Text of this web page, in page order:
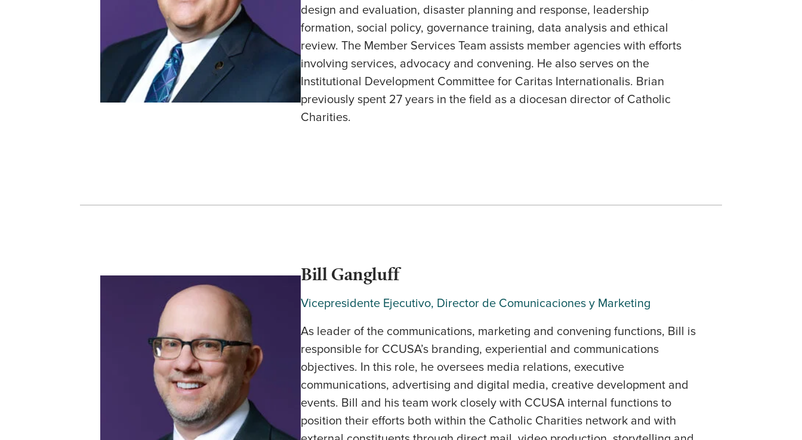
design and evaluation, disaster planning and response, leadership
formation, social policy, governance training, data analysis and ethical
review. The Member Services Team assists member agencies with efforts
involving services, advocacy and convening. He also serves on the
Institutional Development Committee for Caritas Internationalis. Brian
previously spent 27 years in the field as a diocesan director of Catholic
Charities.
Bill Gangluff
Vicepresidente Ejecutivo, Director de Comunicaciones y Marketing
As leader of the communications, marketing and convening functions, Bill is
responsible for CCUSA’s branding, experiential and communications
objectives. In this role, he oversees media relations, executive
communications, advertising and digital media, creative development and
events. Bill and his team work closely with CCUSA internal functions to
position their efforts both within the Catholic Charities network and with